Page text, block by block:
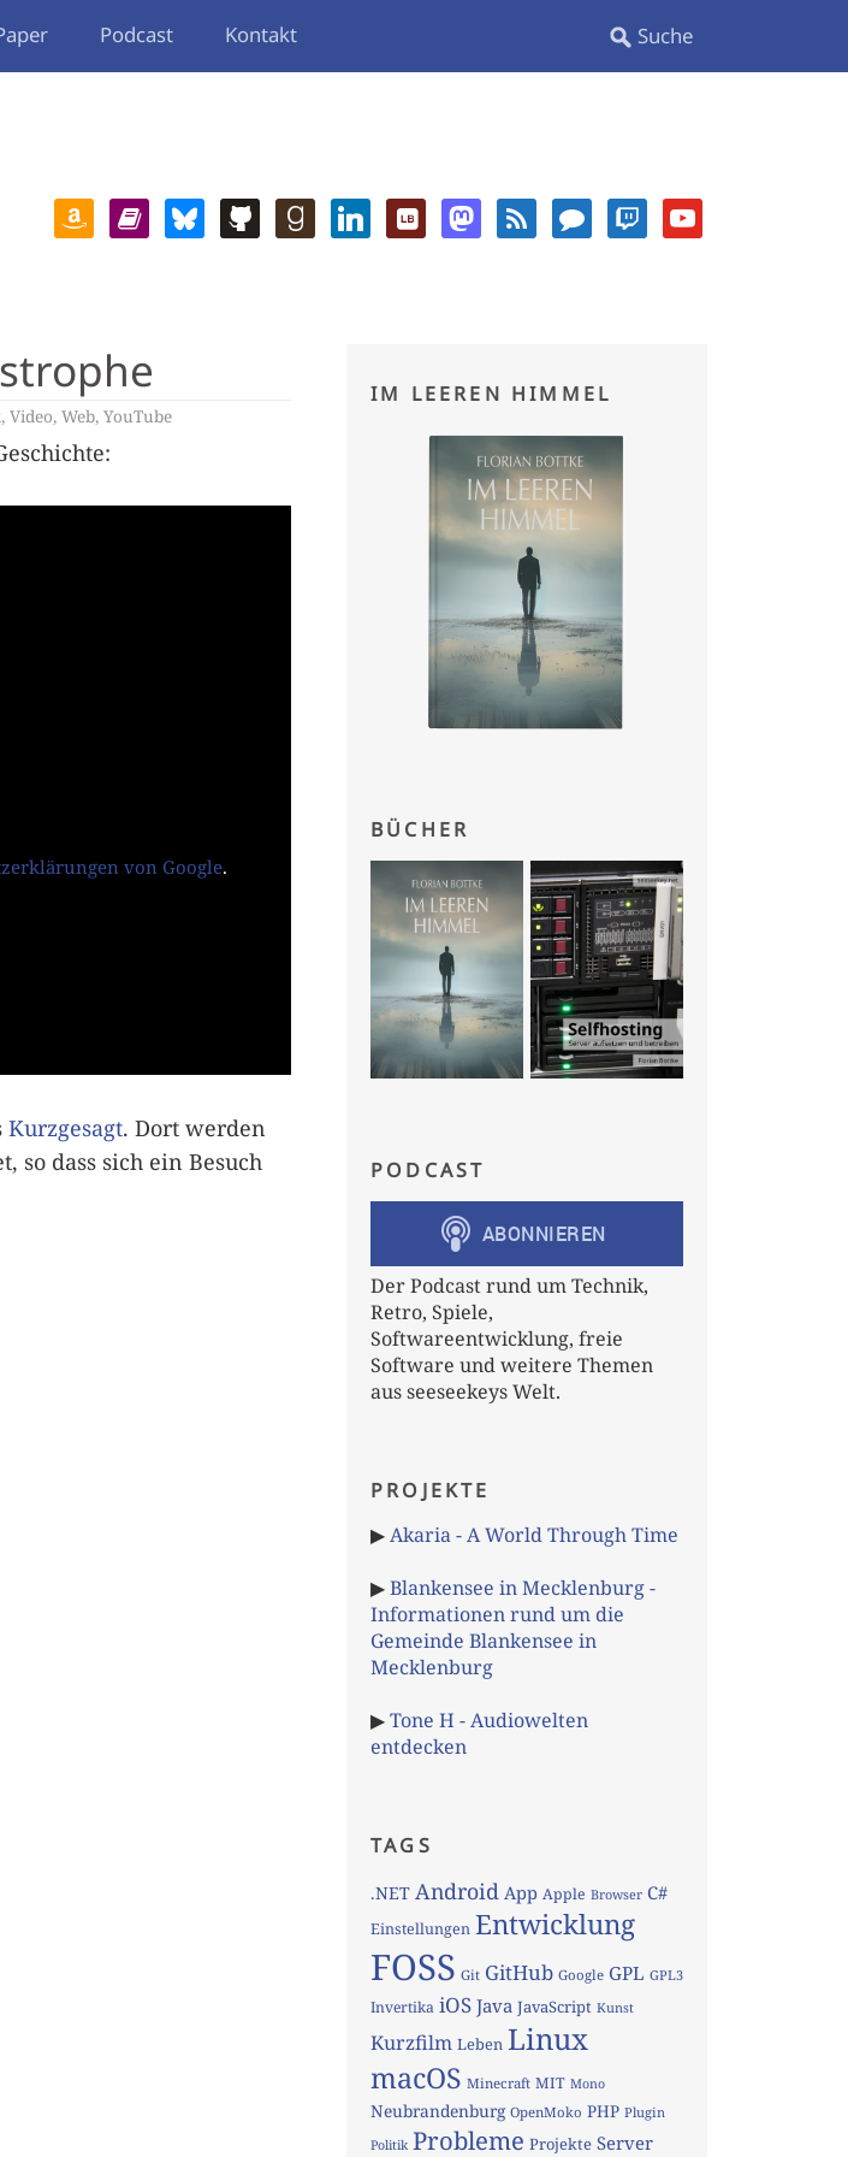
Podcast Kontakt
, Video, Web, YouTube
von Google.
Kurzgesagt. Dort werden
so dass sich ein Besuch
IM LEEREN HIMMEL
BÜCHER
PODCAST
Der Podcast rund um Technik,
Retro, Spiele,
Softwareentwicklung, freie
Software und weitere Themen
aus seeseekeys Welt.
PROJEKTE
▶Akaria - A World Through Time
▶Blankensee in Mecklenburg -
Informationen rund um die
Gemeinde Blankensee in
Mecklenburg
▶Tone H - Audiowelten
entdecken
TAGS
.NET Android App Apple Browser C#
Einstellungen Entwicklung
FOSS Git GitHub Google GPL GPL3
Invertika iOS Java JavaScript Kunst
Kurzfilm Leben Linux
macOS Minecraft MIT Mono
Neubrandenburg OpenMoko PHP Plugin
Politik Probleme Projekte Server